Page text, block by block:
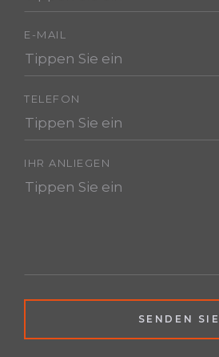
E-MAIL
TELEFON
IHR ANLIEGEN
SENDEN SIE